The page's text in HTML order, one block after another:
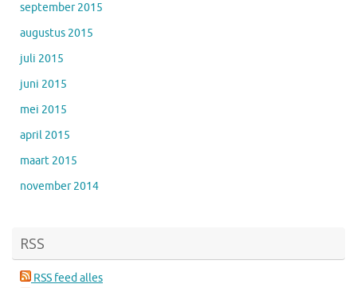
september 2015
augustus 2015
juli 2015
juni 2015
mei 2015
april 2015
maart 2015
november 2014
RSS
RSS feed alles